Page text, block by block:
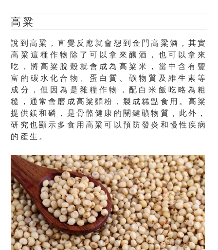
高粱
說到高粱，直覺反應就會想到金門高粱酒，其實
高粱這種作物除了可以拿來釀酒，也可以拿來
吃，將高粱脫殼就會成為高粱米，當中 含有豐
富的碳水化合物、蛋白質、礦物質及維生素等
成分，但因為是雜糧作物，配白米飯吃略為粗
糙，通常會磨成高粱麵粉，製成糕點食用。高粱
提供鎂和磷，是骨骼健康的關鍵礦物質，此外，
研究也顯示多食用高粱可以預防發炎和慢性疾病
的產生。